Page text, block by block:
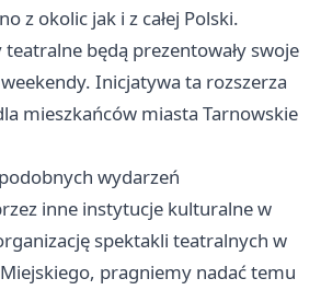
z okolic jak i z całej Polski.
będą prezentowały swoje
Inicjatywa ta rozszerza
mieszkańców miasta Tarnowskie
wydarzeń
inne instytucje kulturalne w
spektakli teatralnych w
pragniemy nadać temu